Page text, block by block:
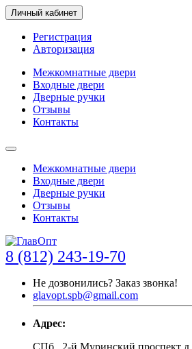
Личный кабинет
Регистрация
Авторизация
Межкомнатные двери
Входные двери
Дверные ручки
Отзывы
Контакты
Межкомнатные двери
Входные двери
Дверные ручки
Отзывы
Контакты
8 (812) 243-19-70
Не дозвонились? Заказ звонка!
glavopt.spb@gmail.com
Адрес:
СПб., 2-й Муринский проспект